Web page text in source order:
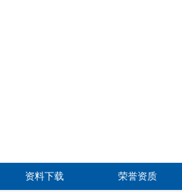
资料下载 荣誉资质